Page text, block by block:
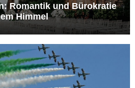
Romantik und Bürokratie
Himmel